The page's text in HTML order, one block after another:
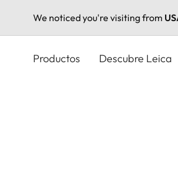
We noticed you're visiting from
Productos Descubre Leica